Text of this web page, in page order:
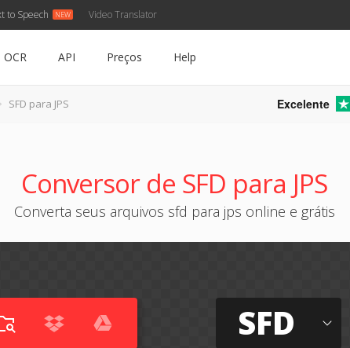
to Speech Video Translator
OCR API Preços Help
SFD para JPS Excelente
Conversor de SFD para JPS
Converta seus arquivos sfd para jps online e grátis
SFD